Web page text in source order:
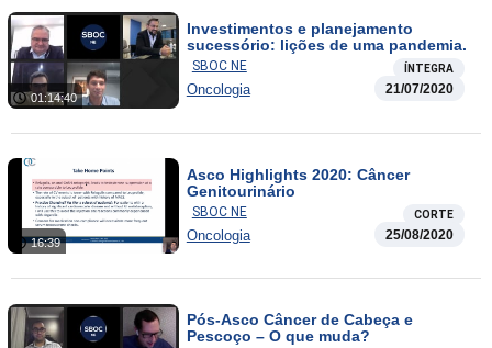
01:14:40
Investimentos e planejamento
sucessório: lições de uma pandemia.
SBOC NE ÍNTEGRA
Oncologia 21/07/2020
16:39
Asco Highlights 2020: Câncer
Genitourinário
SBOC NE CORTE
Oncologia 25/08/2020
Pós-Asco Câncer de Cabeça e
Pescoço – O que muda?